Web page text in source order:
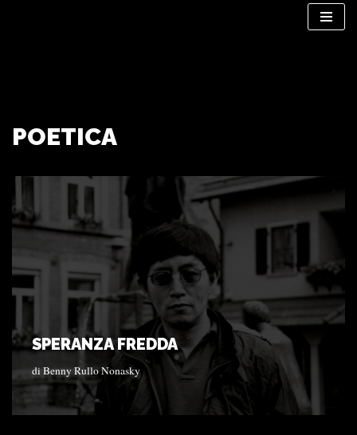
POETICA
SPERANZA FREDDA
diBenny Rullo Nonasky